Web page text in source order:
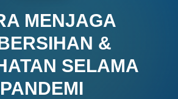
MENJAGA
&
SELAMA
PANDEMI